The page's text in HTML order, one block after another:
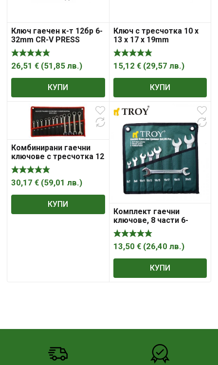
Ключ гаечен к-т 12бр 6-
32mm CR-V PRESS
TOPMASTER
26,51 € (51,85 лв.)
КУПИ
Ключ с тресчотка 10 х
13 х 17 х 19mm
TOPMASTER
15,12 € (29,57 лв.)
КУПИ
Комбинирани гаечни
ключове с тресчотка 12
бр. KD11301
30,17 € (59,01 лв.)
КУПИ
Комплект гаечни
ключове, 8 части 6-
22mm TROY 21508
13,50 € (26,40 лв.)
КУПИ